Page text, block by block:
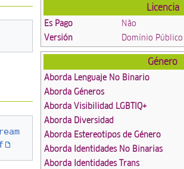
Licencia
Es Pago
Não
Versión
Domínio Público
Género
Aborda Lenguaje No Binario
Aborda Géneros
Aborda Visibilidad LGBTIQ+
Aborda Diversidad
Aborda Estereotipos de Género
Aborda Identidades No Binarias
Aborda Identidades Trans